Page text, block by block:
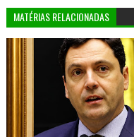
MATÉRIAS RELACIONADAS